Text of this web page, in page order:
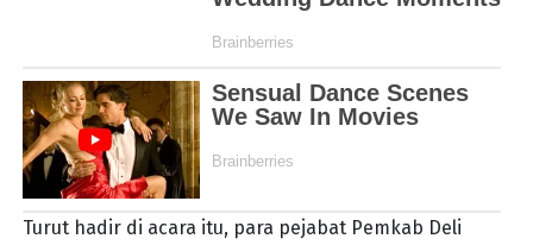
Turut hadir di acara itu, para pejabat Pemkab Deli